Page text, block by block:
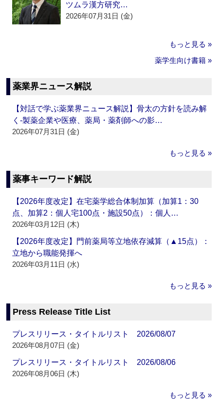
ツムラ漢方研究…
2026年07月31日 (金)
もっと見る »
薬学生向け書籍 »
薬業界ニュース解説
【対話で学ぶ薬業界ニュース解説】骨太の方針を読み解
く‐製薬企業や医療、薬局・薬剤師への影…
2026年07月31日 (金)
もっと見る »
薬事キーワード解説
【2026年度改定】在宅薬学総合体制加算（加算1：30
点、加算2：個人宅100点・施設50点）：個人…
2026年03月12日 (木)
【2026年度改定】門前薬局等立地依存減算（▲15点）：
立地から職能発揮へ
2026年03月11日 (水)
もっと見る »
Press Release Title List
プレスリリース・タイトルリスト 2026/08/07
2026年08月07日 (金)
プレスリリース・タイトルリスト 2026/08/06
2026年08月06日 (木)
もっと見る »